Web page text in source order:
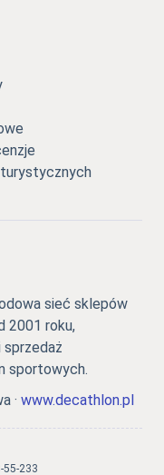
sieć sklepów
2001 roku,
sprzedaż
sportowych.
· www.decathlon.pl
55-233